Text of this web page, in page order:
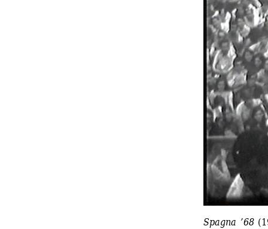
Spagna ’68